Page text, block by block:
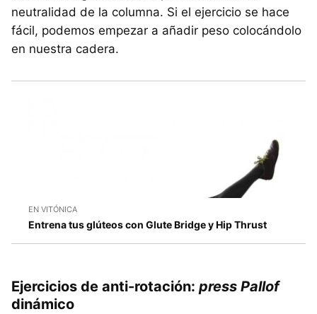
neutralidad de la columna. Si el ejercicio se hace
fácil, podemos empezar a añadir peso colocándolo
en nuestra cadera.
EN VITÓNICA
Entrena tus glúteos con Glute Bridge y Hip Thrust
Ejercicios de anti-rotación: press Pallof
dinámico